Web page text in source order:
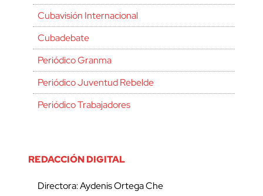
Cubavisión Internacional
Cubadebate
Periódico Granma
Periódico Juventud Rebelde
Periódico Trabajadores
REDACCIÓN DIGITAL
Directora: Aydenis Ortega Che